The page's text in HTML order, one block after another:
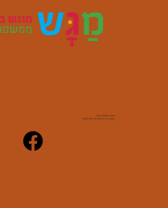
טלפון:03-6192196
כתובת: בן ציון גאליס 59, פתח-תקווה